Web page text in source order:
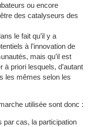
ou encore
des catalyseurs des
le fait qu’il y a
à l’innovation de
mais qu’il est
priori lesquels, d’autant
les mêmes selon les
utilisée sont donc :
par cas, la participation